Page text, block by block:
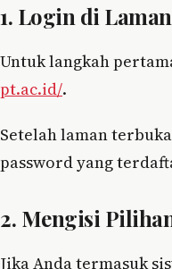
1. Login di
Untuk langkah
pt.ac.id/.
Setelah laman
password yang
2. Mengisi
Jika Anda termasuk